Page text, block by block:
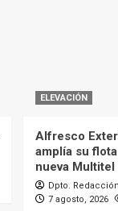
ELEVACIÓN
Alfresco
amplía su
nueva Multitel
Dpto. Redacción
7 agosto, 2026